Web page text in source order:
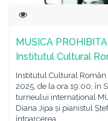
MUSICA
Institutul Cultural
Institutul Cultural
2025, de la ora 19:00, în
turneului internațional
Diana Jipa și pianistul
întoarcerea